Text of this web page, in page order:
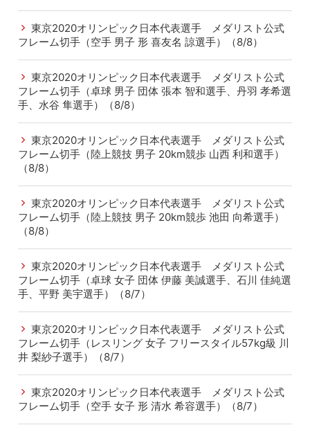
東京2020オリンピック日本代表選手 メダリスト公式
フレーム切手（空手 男子 形 喜友名 諒選手）（8/8）
東京2020オリンピック日本代表選手 メダリスト公式
フレーム切手（卓球 男子 団体 張本 智和選手、丹羽 孝希選
手、水谷 隼選手）（8/8）
東京2020オリンピック日本代表選手 メダリスト公式
フレーム切手（陸上競技 男子 20km競歩 山西 利和選手）
（8/8）
東京2020オリンピック日本代表選手 メダリスト公式
フレーム切手（陸上競技 男子 20km競歩 池田 向希選手）
（8/8）
東京2020オリンピック日本代表選手 メダリスト公式
フレーム切手（卓球 女子 団体 伊藤 美誠選手、石川 佳純選
手、平野 美宇選手）（8/7）
東京2020オリンピック日本代表選手 メダリスト公式
フレーム切手（レスリング 女子 フリースタイル57kg級 川
井 梨紗子選手）（8/7）
東京2020オリンピック日本代表選手 メダリスト公式
フレーム切手（空手 女子 形 清水 希容選手）（8/7）